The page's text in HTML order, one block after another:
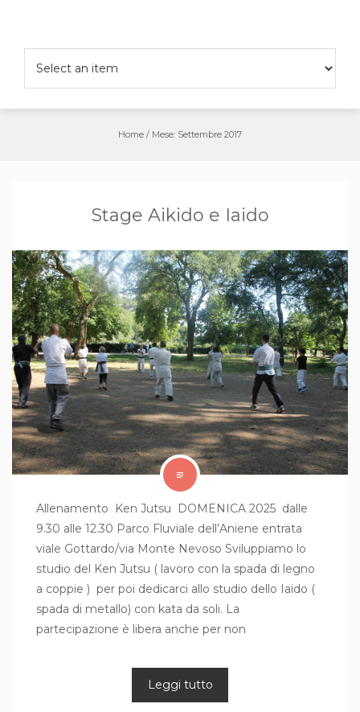
Home / Mese: Settembre 2017
Stage Aikido e Iaido
Allenamento Ken Jutsu DOMENICA 2025 dalle
9.30 alle 12.30 Parco Fluviale dell’Aniene entrata
viale Gottardo/via Monte Nevoso Sviluppiamo lo
studio del Ken Jutsu ( lavoro con la spada di legno
a coppie ) per poi dedicarci allo studio dello Iaido (
spada di metallo) con kata da soli. La
partecipazione è libera anche per non
Leggi tutto